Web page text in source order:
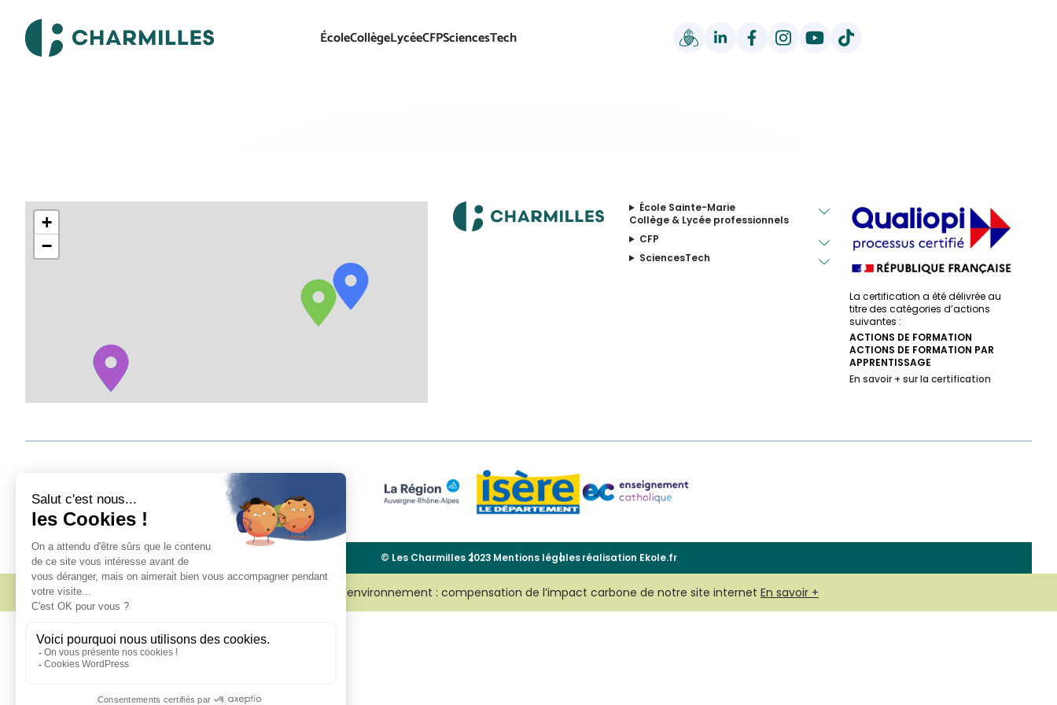
ÉcoleCollègeLycéeCFPSciencesTech
+
−
École Sainte-Marie
Collège & Lycée professionnels
CFP
SciencesTech
La certification a été délivrée au
titre des catégories d’actions
suivantes :
ACTIONS DE FORMATION
ACTIONS DE FORMATION PAR
APPRENTISSAGE
En savoir + sur la certification
© Les Charmilles 2023 Mentions légales réalisation Ekole.fr
Engagé pour l’environnement : compensation de l’impact carbone de notre site internet En savoir +